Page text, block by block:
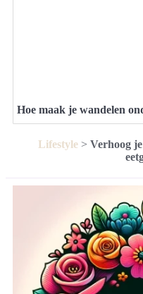
Hoe maak je wandelen
Lifestyle > Verhoog